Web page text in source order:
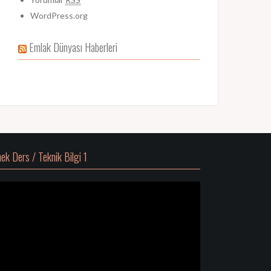
WordPress.org
Emlak Dünyası Haberleri
Ders / Teknik Bilgi 1